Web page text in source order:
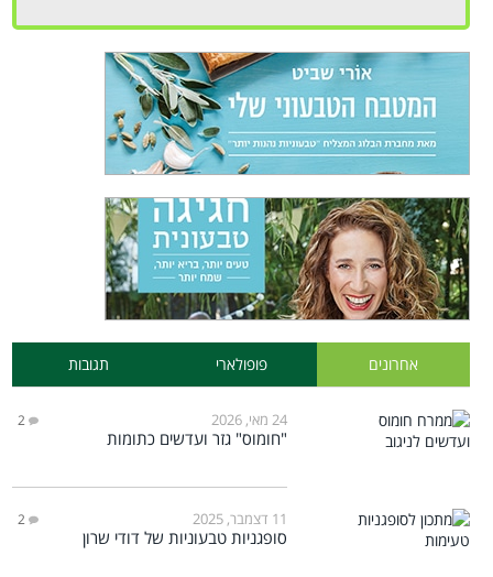
אחרונים פופולארי תגובות
24 מאי, 2026 2
"חומוס" גזר ועדשים כתומות
11 דצמבר, 2025 2
סופגניות טבעוניות של דודי שרון